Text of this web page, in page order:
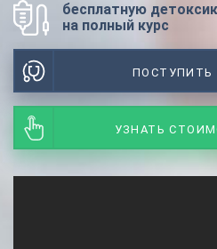
бесплатную
на полный курс
ПОСТУПИТЬ
УЗНАТЬ